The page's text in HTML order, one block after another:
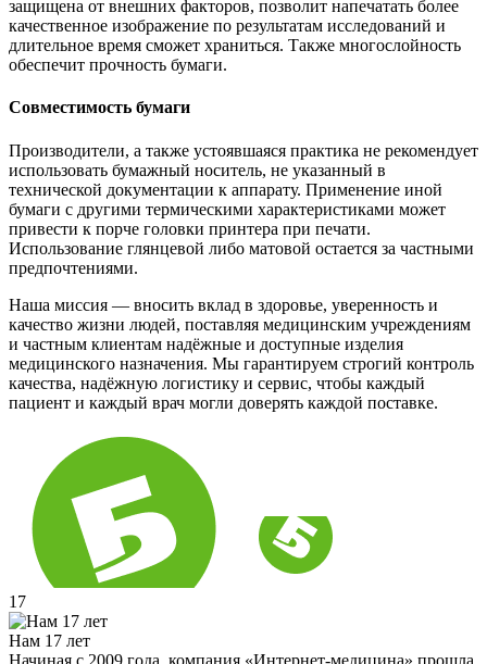
защищена от внешних факторов, позволит напечатать более
качественное изображение по результатам исследований и
длительное время сможет храниться. Также многослойность
обеспечит прочность бумаги.
Совместимость бумаги
Производители, а также устоявшаяся практика не рекомендует
использовать бумажный носитель, не указанный в
технической документации к аппарату. Применение иной
бумаги с другими термическими характеристиками может
привести к порче головки принтера при печати.
Использование глянцевой либо матовой остается за частными
предпочтениями.
Наша миссия — вносить вклад в здоровье, уверенность и
качество жизни людей, поставляя медицинским учреждениям
и частным клиентам надёжные и доступные изделия
медицинского назначения. Мы гарантируем строгий контроль
качества, надёжную логистику и сервис, чтобы каждый
пациент и каждый врач могли доверять каждой поставке.
17
Нам 17 лет
Начиная с 2009 года, компания «Интернет-медицина» прошла